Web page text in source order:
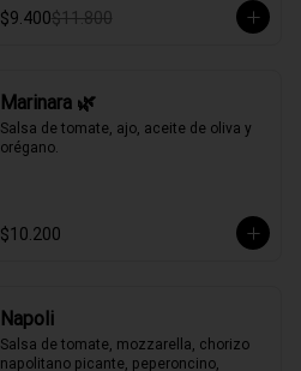
$9.400$11.800
Marinara 🌿
Salsa de tomate, ajo, aceite de oliva y
orégano.
$10.200
Napoli
Salsa de tomate, mozzarella, chorizo
napolitano picante, peperoncino,